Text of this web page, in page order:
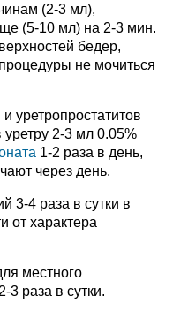
(2-3 мл),
(5-10 мл) на 2-3 мин.
бедер,
не мочиться
уретропростатитов
2-3 мл 0.05%
1-2 раза в день,
через день.
3-4 раза в сутки в
от характера
местного
раза в сутки.